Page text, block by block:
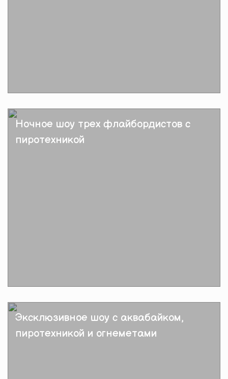
Подробнее
Ночное шоу трех флайбордистов с
пиротехникой
Подробнее
Эксклюзивное шоу с аквабайком,
пиротехникой и огнеметами